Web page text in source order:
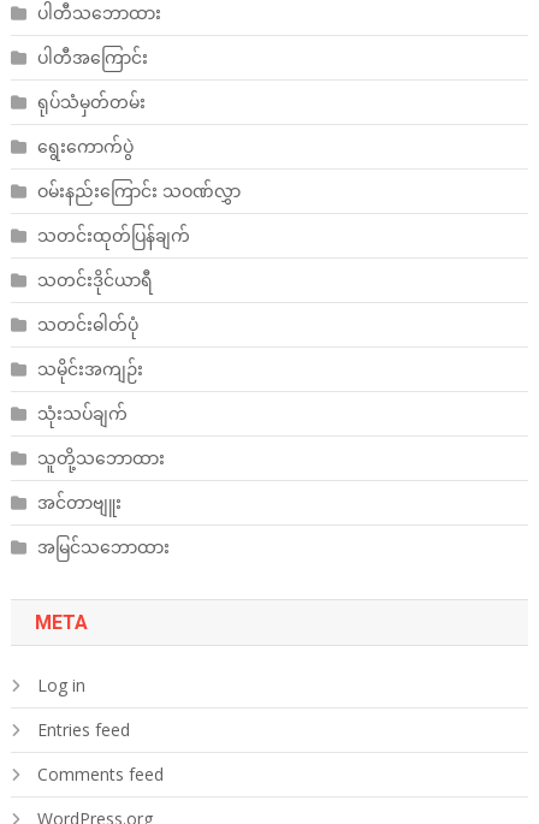
ပါတီသဘောထား
ပါတီအကြောင်း
ရုပ်သံမှတ်တမ်း
ရွေးကောက်ပွဲ
ဝမ်းနည်းကြောင်း သဝဏ်လွှာ
သတင်းထုတ်ပြန်ချက်
သတင်းဒိုင်ယာရီ
သတင်းဓါတ်ပုံ
သမိုင်းအကျဉ်း
သုံးသပ်ချက်
သူတို့သဘောထား
အင်တာဗျူး
အမြင်သဘောထား
META
Log in
Entries feed
Comments feed
WordPress.org